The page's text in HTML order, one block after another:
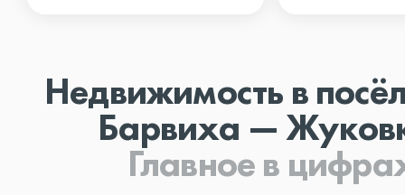
Недвижимость в
Барвиха —
Главное в